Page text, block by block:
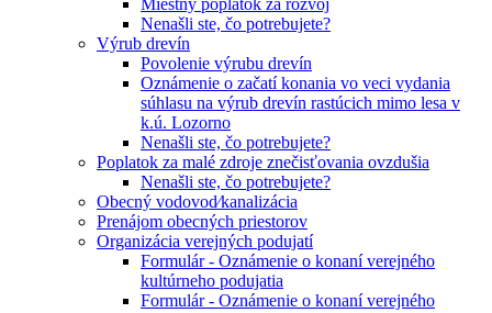
Miestny poplatok za rozvoj
Nenašli ste, čo potrebujete?
Výrub drevín
Povolenie výrubu drevín
Oznámenie o začatí konania vo veci vydania
súhlasu na výrub drevín rastúcich mimo lesa v
k.ú. Lozorno
Nenašli ste, čo potrebujete?
Poplatok za malé zdroje znečisťovania ovzdušia
Nenašli ste, čo potrebujete?
Obecný vodovod⁄kanalizácia
Prenájom obecných priestorov
Organizácia verejných podujatí
Formulár - Oznámenie o konaní verejného
kultúrneho podujatia
Formulár - Oznámenie o konaní verejného